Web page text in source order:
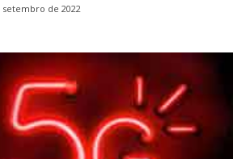
setembro de 2022